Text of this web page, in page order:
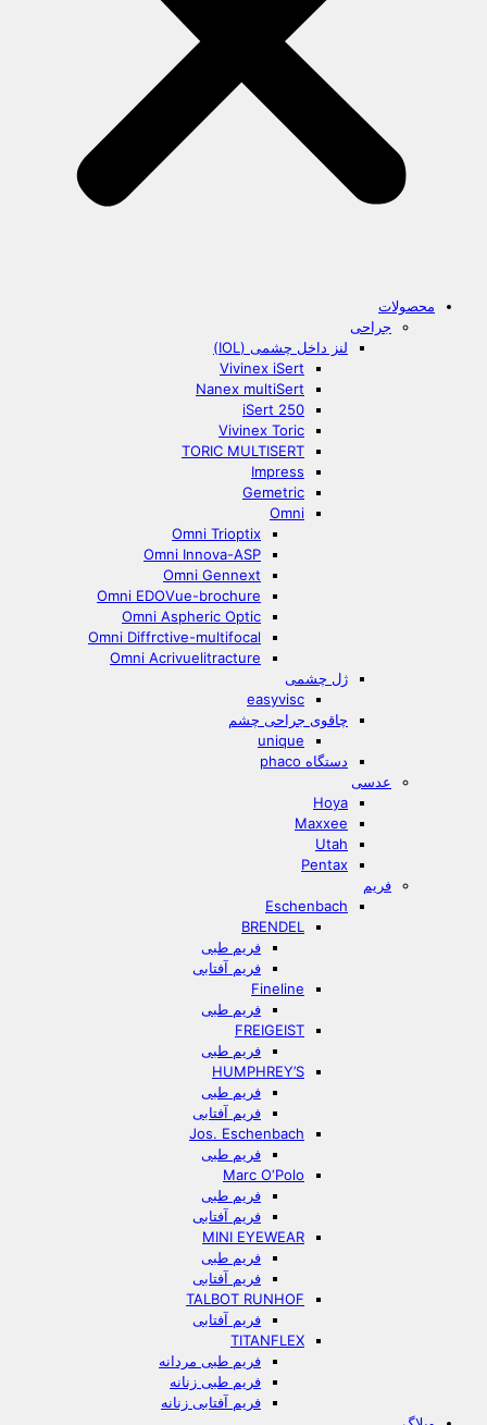
محصولات
جراحی
لنز داخل چشمی (IOL)
Vivinex iSert
Nanex multiSert
iSert 250
Vivinex Toric
TORIC MULTISERT
Impress
Gemetric
Omni
Omni Trioptix
Omni Innova-ASP
Omni Gennext
Omni EDOVue-brochure
Omni Aspheric Optic
Omni Diffrctive-multifocal
Omni Acrivuelitracture
ژل چشمی
easyvisc
چاقوی جراحی چشم
unique
دستگاه phaco
عدسی
Hoya
Maxxee
Utah
Pentax
فریم
Eschenbach
BRENDEL
فریم طبی
فریم آفتابی
Fineline
فریم طبی
FREIGEIST
فریم طبی
HUMPHREY’S
فریم طبی
فریم آفتابی
Jos. Eschenbach
فریم طبی
Marc O‘Polo
فریم طبی
فریم آفتابی
MINI EYEWEAR
فریم طبی
فریم آفتابی
TALBOT RUNHOF
فریم آفتابی
TITANFLEX
فریم طبی مردانه
فریم طبی زنانه
فریم آفتابی زنانه